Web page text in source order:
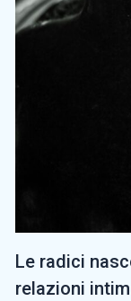
Le radici
relazioni